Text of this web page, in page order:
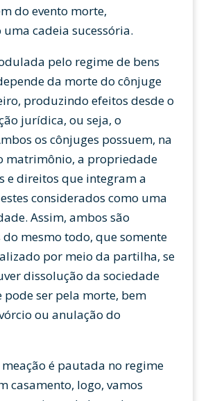
do evento morte,
cadeia sucessória.
pelo regime de bens
da morte do cônjuge
produzindo efeitos desde o
jurídica, ou seja, o
os cônjuges possuem, na
matrimônio, a propriedade
e direitos que integram a
considerados como uma
Assim, ambos são
mesmo todo, que somente
por meio da partilha, se
dissolução da sociedade
pode ser pela morte, bem
ou anulação do
meação é pautada no regime
casamento, logo, vamos